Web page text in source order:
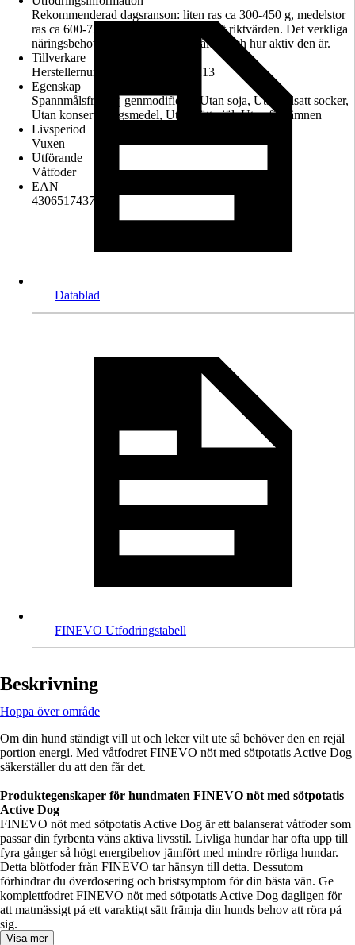
Rekommenderad dagsranson: liten ras ca 300-450 g, medelstor
ras ca 600-750 g. Mängderna är endast riktvärden. Det verkliga
näringsbehovet beror på hundens ålder och hur aktiv den är.
Tillverkare
Herstellernummer: DE03452000213
Egenskap
Spannmålsfritt, Ej genmodifierat, Utan soja, Utan tillsatt socker,
Utan konserveringsmedel, Utan köttmjöl, Utan färgämnen
Livsperiod
Vuxen
Utförande
Våtfoder
EAN
4306517437466
Datablad
FINEVO Utfodringstabell
Beskrivning
Hoppa över område
Om din hund ständigt vill ut och leker vilt ute så behöver den en rejäl
portion energi. Med våtfodret FINEVO nöt med sötpotatis Active Dog
säkerställer du att den får det.
Produktegenskaper för hundmaten FINEVO nöt med sötpotatis
Active Dog
FINEVO nöt med sötpotatis Active Dog är ett balanserat våtfoder som
passar din fyrbenta väns aktiva livsstil. Livliga hundar har ofta upp till
fyra gånger så högt energibehov jämfört med mindre rörliga hundar.
Detta blötfoder från FINEVO tar hänsyn till detta. Dessutom
förhindrar du överdosering och bristsymptom för din bästa vän. Ge
komplettfodret FINEVO nöt med sötpotatis Active Dog dagligen för
att matmässigt på ett varaktigt sätt främja din hunds behov att röra på
sig.
Visa mer